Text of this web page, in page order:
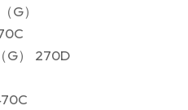
G）
G） 270D